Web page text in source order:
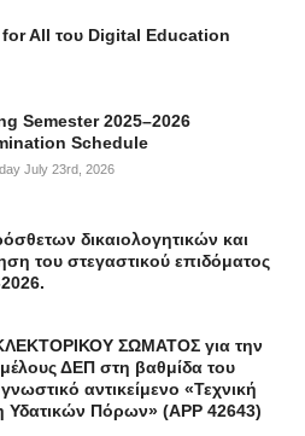
All του Digital Education
Semester 2025–2026
Schedule
July 23rd, 2026
δικαιολογητικών και
του στεγαστικού επιδόματος
ΣΩΜΑΤΟΣ για την
ΔΕΠ στη βαθμίδα του
αντικείμενο «Τεχνική
Υδατικών Πόρων» (APP 42643)